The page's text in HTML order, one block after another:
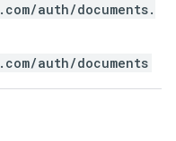
auth/documents.
auth/documents